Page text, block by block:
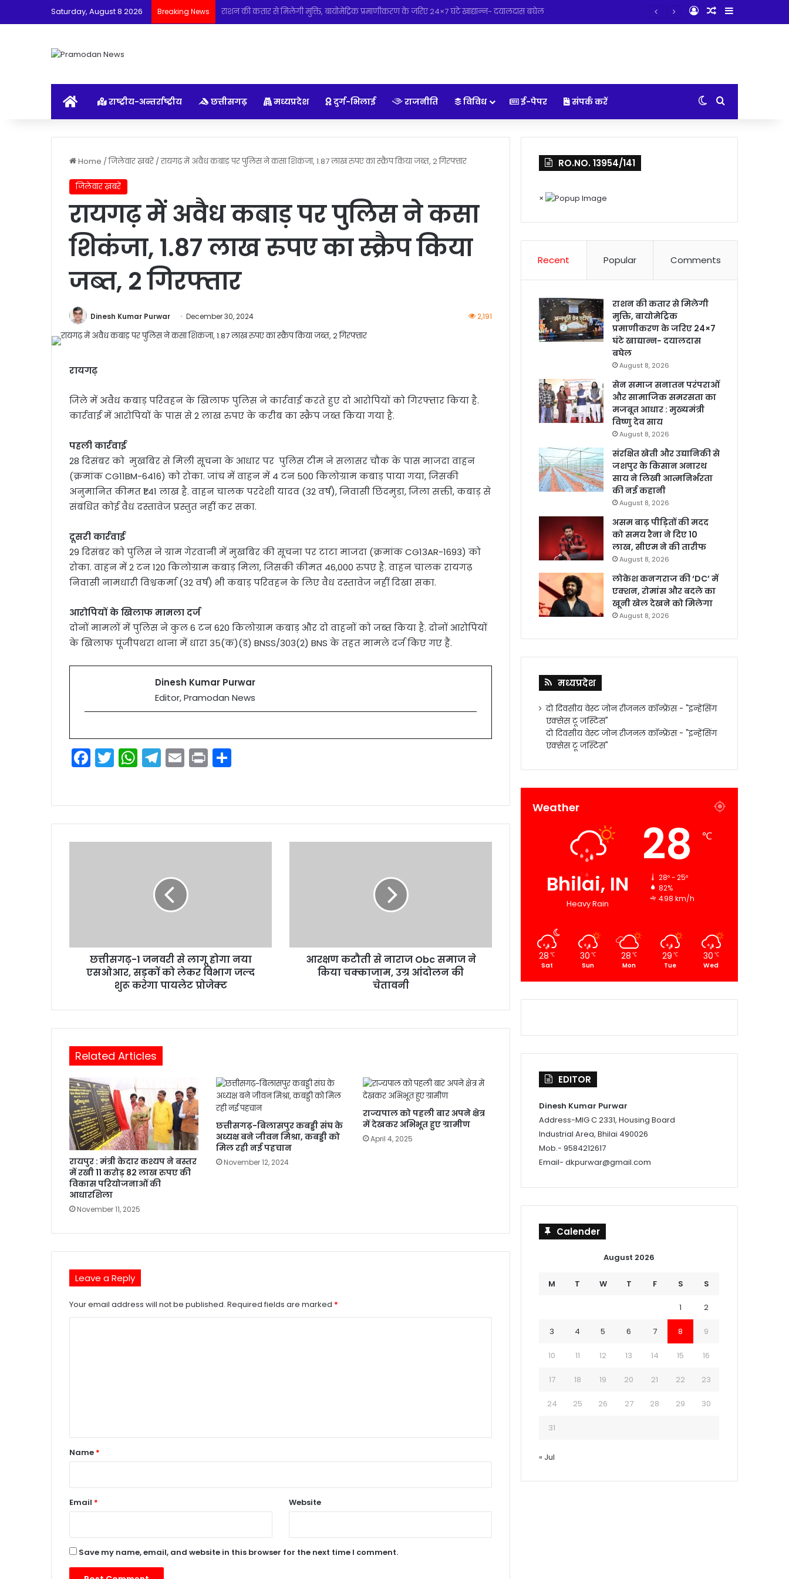
Saturday, August 8 2026 Breaking News सेन समाज सनातन परंपराओं और सामाजिक समरसता का मजबूत आधार : मुख्यमंत्री विष्णु देव साय Log In Random Article
राष्ट्रीय-अन्तर्राष्ट्रीय छत्तीसगढ़ मध्यप्रदेश दुर्ग-भिलाई राजनीति विविध ई-पेपर संपर्क करें Switch skin
Search for
Home /जिलेवार ख़बरें /रायगढ़ में अवैध कबाड़ पर पुलिस ने कसा शिकंजा, 1.87 लाख रुपए का स्क्रैप किया जब्त, 2 गिरफ्तार
जिलेवार ख़बरें
रायगढ़ में अवैध कबाड़ पर पुलिस ने कसा
शिकंजा, 1.87 लाख रुपए का स्क्रैप किया
जब्त, 2 गिरफ्तार
Dinesh Kumar Purwar December 30, 2024 2,191
रायगढ़
जिले में अवैध कबाड़ परिवहन के खिलाफ पुलिस ने कार्रवाई करते हुए दो आरोपियों को गिरफ्तार किया है.
कार्रवाई में आरोपियों के पास से 2 लाख रुपए के करीब का स्क्रैप जब्त किया गया है.
पहली कार्रवाई
28 दिसंबर को मुखबिर से मिली सूचना के आधार पर पुलिस टीम ने सलासर चौक के पास माजदा वाहन
(क्रमांक CG11BM-6416) को रोका. जांच में वाहन में 4 टन 500 किलोग्राम कबाड़ पाया गया, जिसकी
अनुमानित कीमत ₹1.41 लाख है. वाहन चालक परदेशी यादव (32 वर्ष), निवासी छिंदमुडा, जिला सक्ती, कबाड़ से
संबंधित कोई वैध दस्तावेज प्रस्तुत नहीं कर सका.
दूसरी कार्रवाई
29 दिसंबर को पुलिस ने ग्राम गेरवानी में मुखबिर की सूचना पर टाटा माजदा (क्रमांक CG13AR-1693) को
रोका. वाहन में 2 टन 120 किलोग्राम कबाड़ मिला, जिसकी कीमत 46,000 रुपए है. वाहन चालक रायगढ़
निवासी नामधारी विश्वकर्मा (32 वर्ष) भी कबाड़ परिवहन के लिए वैध दस्तावेज नहीं दिखा सका.
आरोपियों के खिलाफ मामला दर्ज
दोनों मामलों में पुलिस ने कुल 6 टन 620 किलोग्राम कबाड़ और दो वाहनों को जब्त किया है. दोनों आरोपियों
के खिलाफ पूंजीपथरा थाना में धारा 35(क)(ड) BNSS/303(2) BNS के तहत मामले दर्ज किए गए हैं.
Dinesh Kumar Purwar
Editor, Pramodan News
F
a
e
b
T
w
er
W
h
ts
A
T
el
gr
a
E
m
l
Pr
in
e
छत्तीसगढ़-1 जनवरी से लागू होगा नया
एसओआर, सड़कों को लेकर विभाग जल्द
शुरू करेगा पायलेट प्रोजेक्ट
आरक्षण कटौती से नाराज Obc समाज ने
किया चक्काजाम, उग्र आंदोलन की
चेतावनी
Related Articles
रायपुर : मंत्री केदार कश्यप ने बस्तर
में रखी 11 करोड़ 82 लाख रुपए की
विकास परियोजनाओं की
आधारशिला
November 11, 2025
छत्तीसगढ़-बिलासपुर कबड्डी संघ के
अध्यक्ष बने जीवन मिश्रा, कबड्डी को
मिल रही नई पहचान
November 12, 2024
राज्यपाल को पहली बार अपने क्षेत्र
में देखकर अभिभूत हुए ग्रामीण
April 4, 2025
Leave a Reply
Your email address will not be published. Required fields are marked *
*
Name *
Email * Website
Save my name, email, and website in this browser for the next time I comment.
RO.NO. 13954/141
×
Recent Popular Comments
राशन की कतार से मिलेगी
मुक्ति, बायोमेट्रिक
प्रमाणीकरण के जरिए 24×7
घंटे खाद्यान्न- दयालदास
बघेल
August 8, 2026
सेन समाज सनातन परंपराओं
और सामाजिक समरसता का
मजबूत आधार : मुख्यमंत्री
विष्णु देव साय
August 8, 2026
संरक्षित खेती और उद्यानिकी से
जशपुर के किसान अनारथ
साय ने लिखी आत्मनिर्भरता
की नई कहानी
August 8, 2026
असम बाढ़ पीड़ितों की मदद
को समय रैना ने दिए 10
लाख, सीएम ने की तारीफ
August 8, 2026
लोकेश कनगराज की ‘DC’ में
एक्शन, रोमांस और बदले का
खूनी खेल देखने को मिलेगा
August 8, 2026
मध्यप्रदेश
दो दिवसीय वेस्ट जोन रीजनल कॉन्फ्रेंस - "इन्हेंसिंग
एक्सेस टू जस्टिस"
दो दिवसीय वेस्ट जोन रीजनल कॉन्फ्रेंस - "इन्हेंसिंग
एक्सेस टू जस्टिस"
Weather
Bhilai, IN
Heavy Rain
28 ℃
28º - 25º
82%
4.98 km/h
28 ℃
Sat
30 ℃
Sun
28 ℃
Mon
29 ℃
Tue
30 ℃
Wed
EDITOR
Dinesh Kumar Purwar
Address-MIG C 2331, Housing Board
Industrial Area, Bhilai 490026
Mob.- 9584212617
Email- dkpurwar@gmail.com
Calender
August 2026
M T W T F S S
1 2
3 4 5 6 7 8 9
10 11 12 13 14 15 16
17 18 19 20 21 22 23
24 25 26 27 28 29 30
31
« Jul